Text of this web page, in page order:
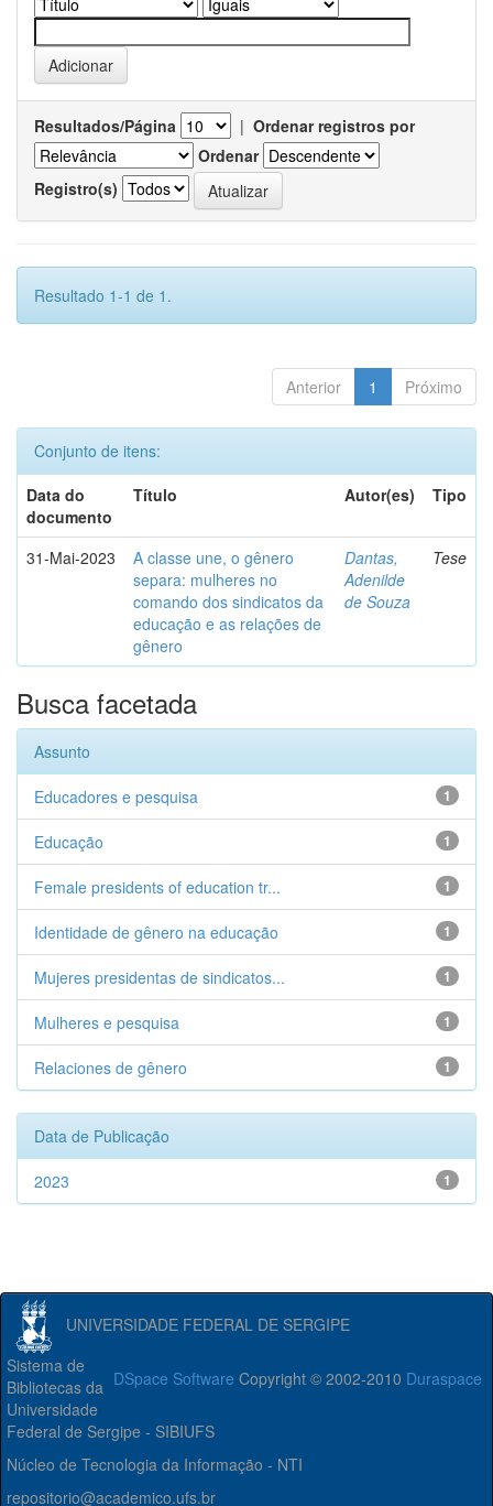
Resultados/Página | Ordenar registros por
Ordenar
Registro(s)
Resultado 1-1 de 1.
Anterior 1 Próximo
Conjunto de itens:
Data do
documento
Título Autor(es) Tipo
31-Mai-2023
A classe une, o gênero
separa: mulheres no
comando dos sindicatos da
educação e as relações de
gênero
Dantas,
Adenilde
de Souza
Tese
Busca facetada
Assunto
1
Educadores e pesquisa
1
Educação
1
Female presidents of education tr...
1
Identidade de gênero na educação
1
Mujeres presidentas de sindicatos...
1
Mulheres e pesquisa
1
Relaciones de gênero
Data de Publicação
1
2023
UNIVERSIDADE FEDERAL DE SERGIPE
DSpace Software Copyright © 2002-2010 Duraspace
Sistema de
Bibliotecas da
Universidade
Federal de Sergipe - SIBIUFS
Núcleo de Tecnologia da Informação - NTI
repositorio@academico.ufs.br